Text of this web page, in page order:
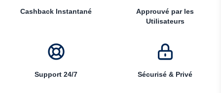
Cashback Instantané
Approuvé par les
Utilisateurs
Support 24/7 Sécurisé & Privé